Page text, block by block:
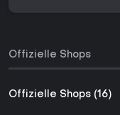
Offizielle Shops
Offizielle Shops (16)